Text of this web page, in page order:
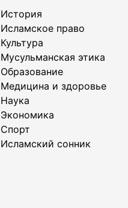
История
Исламское право
Культура
Мусульманская этика
Образование
Медицина и здоровье
Наука
Экономика
Спорт
Исламский сонник